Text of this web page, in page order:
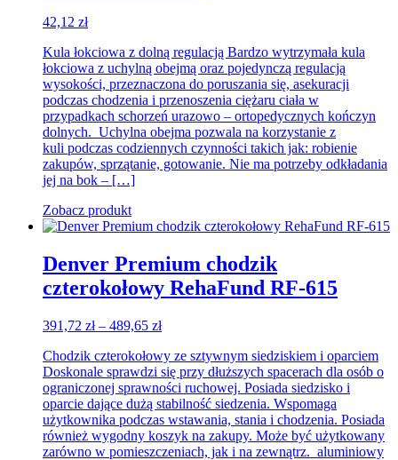
42,12 zł
Kula łokciowa z dolną regulacją Bardzo wytrzymała kula
łokciowa z uchylną obejmą oraz pojedynczą regulacją
wysokości, przeznaczona do poruszania się, asekuracji
podczas chodzenia i przenoszenia ciężaru ciała w
przypadkach schorzeń urazowo – ortopedycznych kończyn
dolnych. Uchylna obejma pozwala na korzystanie z
kuli podczas codziennych czynności takich jak: robienie
zakupów, sprzątanie, gotowanie. Nie ma potrzeby odkładania
jej na bok – […]
Zobacz produkt
Denver Premium chodzik
czterokołowy RehaFund RF-615
391,72 zł – 489,65 złZakres
od
391,72 zł
do
489,65 zł
Chodzik czterokołowy ze sztywnym siedziskiem i oparciem
Doskonale sprawdzi się przy dłuższych spacerach dla osób o
ograniczonej sprawności ruchowej. Posiada siedzisko i
oparcie dające dużą stabilność siedzenia. Wspomaga
użytkownika podczas wstawania, stania i chodzenia. Posiada
również wygodny koszyk na zakupy. Może być użytkowany
zarówno w pomieszczeniach, jak i na zewnątrz. aluminiowy